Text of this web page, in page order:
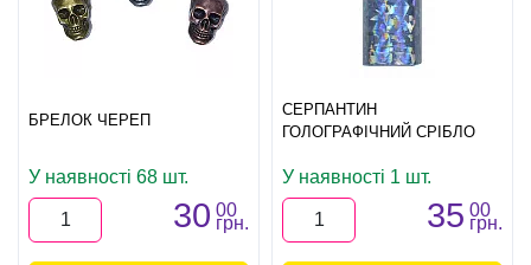
БРЕЛОК ЧЕРЕП
У наявності 68 шт.
30 00
грн.
СЕРПАНТИН
ГОЛОГРАФІЧНИЙ СРІБЛО
У наявності 1 шт.
35 00
грн.